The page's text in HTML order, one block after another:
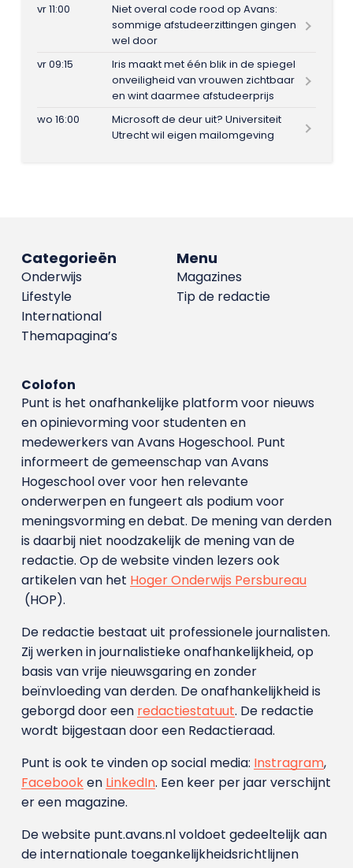
vr 11:00
Niet overal code rood op Avans:
sommige afstudeerzittingen gingen
wel door
vr 09:15
Iris maakt met één blik in de spiegel
onveiligheid van vrouwen zichtbaar
en wint daarmee afstudeerprijs
wo 16:00
Microsoft de deur uit? Universiteit
Utrecht wil eigen mailomgeving
Menu
Magazines
Tip de redactie
Categorieën
Onderwijs
Lifestyle
International
Themapagina’s
Colofon
Punt is het onafhankelijke platform voor nieuws
en opinievorming voor studenten en
medewerkers van Avans Hoge­school. Punt
informeert de gemeenschap van Avans
Hogeschool over voor hen relevante
onderwerpen en fungeert als podium voor
meningsvorming en debat. De mening van derden
is daarbij niet noodzakelijk de mening van de
redactie. Op de website vinden lezers ook
artikelen van het Hoger Onderwijs Persbureau
(HOP).
De redactie bestaat uit professionele journalisten.
Zij werken in journalistieke onafhankelijkheid, op
basis van vrije nieuwsgaring en zonder
beïnvloeding van derden. De onafhankelijkheid is
geborgd door een redactiestatuut. De redactie
wordt bijgestaan door een Redactieraad.
Punt is ook te vinden op social media: Instragram,
Facebooken LinkedIn. Een keer per jaar verschijnt
er een magazine.
De website punt.avans.nl voldoet gedeeltelijk aan
de internationale toegankelijkheidsrichtlijnen